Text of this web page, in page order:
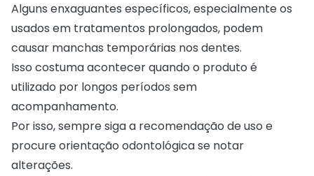
Alguns enxaguantes específicos, especialmente os
usados em tratamentos prolongados, podem
causar manchas temporárias nos dentes.
Isso costuma acontecer quando o produto é
utilizado por longos períodos sem
acompanhamento.
Por isso, sempre siga a recomendação de uso e
procure orientação odontológica se notar
alterações.